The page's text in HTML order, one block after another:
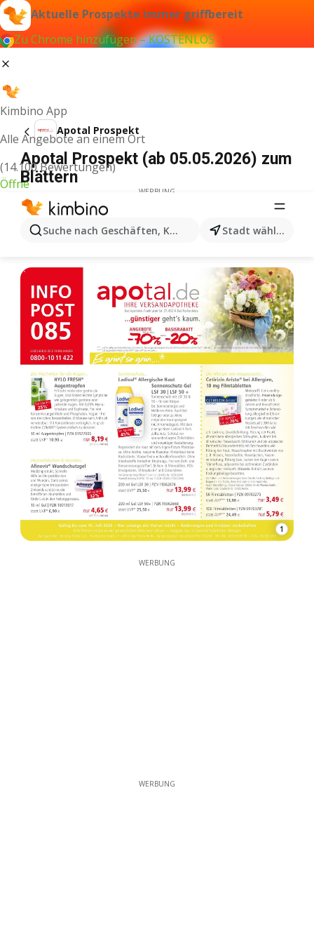
Aktuelle Prospekte immer griffbereit
Zu Chrome hinzufügen – KOSTENLOS
Kimbino App
Alle Angebote an einem Ort
(14.100 Bewertungen)
Öffne
Suche nach Geschäften, Kategorien, Produkten...
Stadt wählen
Apotal Prospekt
Apotal Prospekt (ab 05.05.2026) zum
Blättern
WERBUNG
1
WERBUNG
WERBUNG